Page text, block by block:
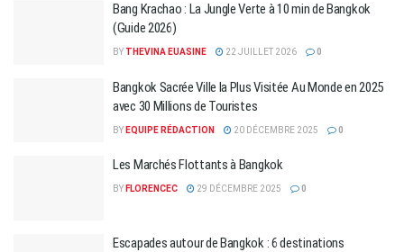
Bang Krachao : La Jungle Verte à 10 min de Bangkok
(Guide 2026)
BY THEVINA EUASINE 22 JUILLET 2026 0
​Bangkok Sacrée Ville la Plus Visitée Au Monde en 2025
avec 30 Millions de Touristes
BY EQUIPE RÉDACTION 20 DÉCEMBRE 2025 0
Les Marchés Flottants à Bangkok
BY FLORENCEC 29 DÉCEMBRE 2025 0
Escapades autour de Bangkok : 6 destinations